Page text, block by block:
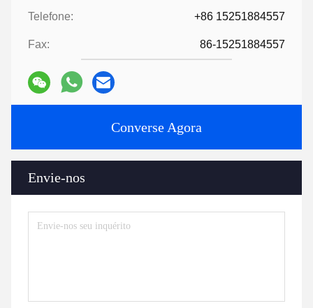
Telefone: +86 15251884557
Fax: 86-15251884557
Converse Agora
Envie-nos